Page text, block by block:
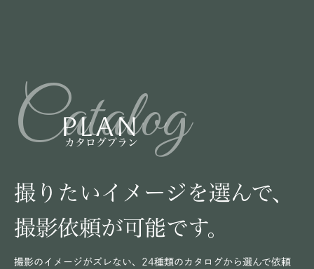
Catalog
PLAN
カタログプラン
撮りたいイメージを選んで、
撮影依頼が可能です。
撮影のイメージがズレない、24種類のカタログから選んで依頼